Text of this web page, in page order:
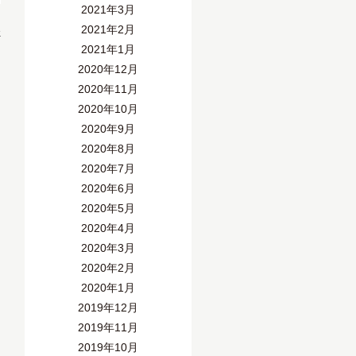
2021年3月
2021年2月
2021年1月
2020年12月
2020年11月
2020年10月
2020年9月
2020年8月
2020年7月
2020年6月
2020年5月
2020年4月
2020年3月
2020年2月
2020年1月
2019年12月
2019年11月
2019年10月